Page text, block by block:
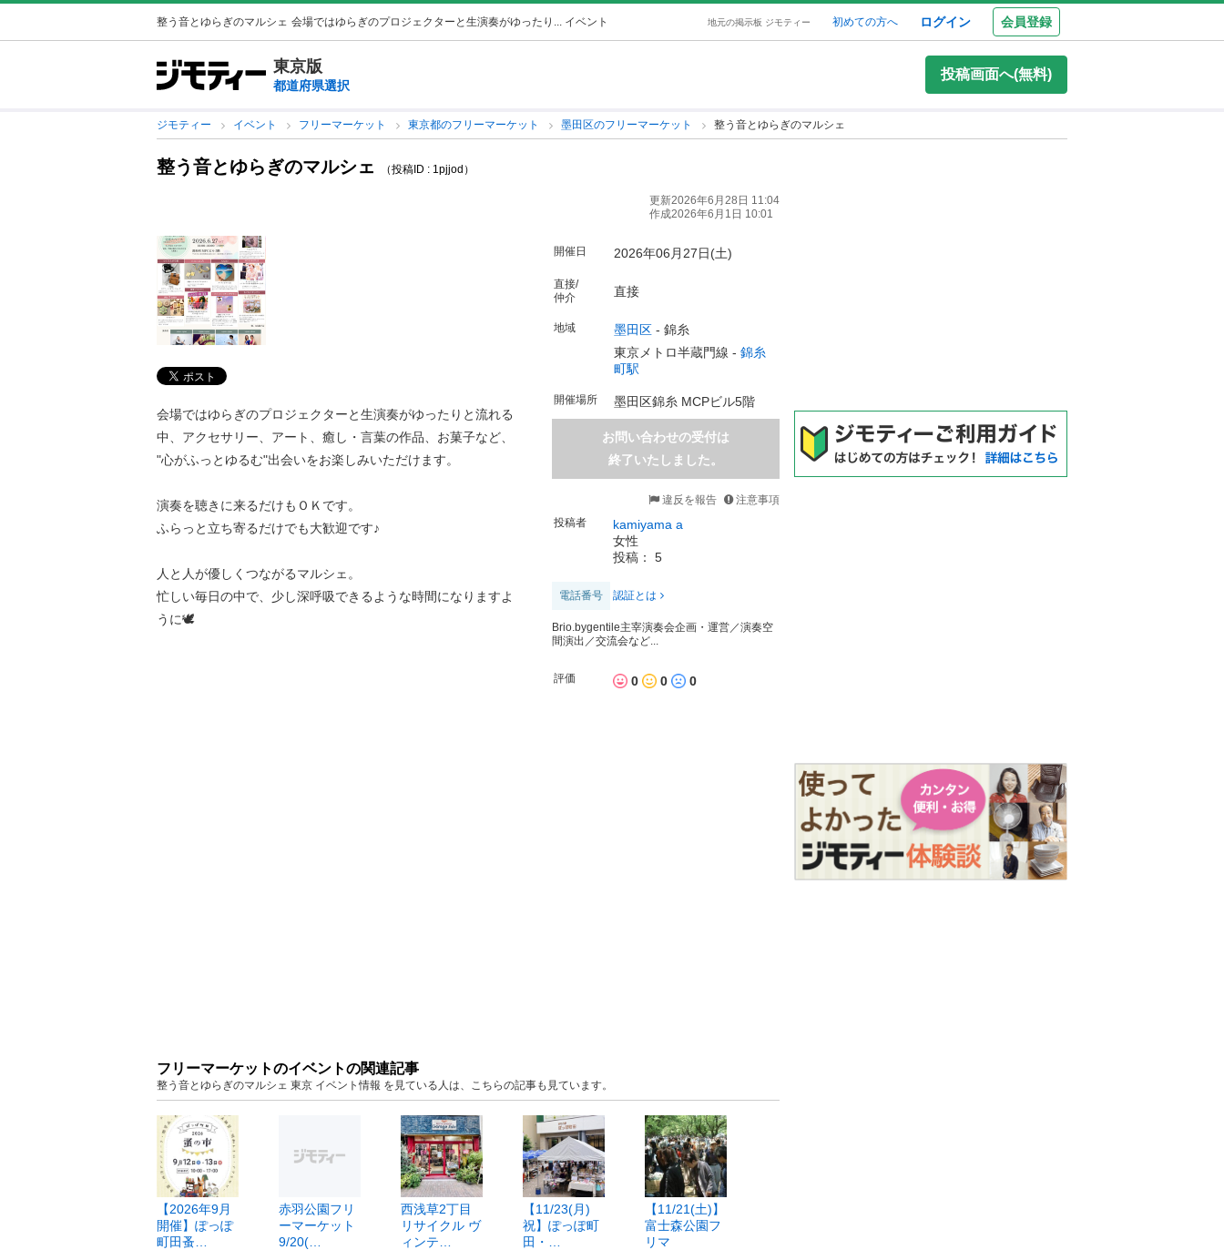
整う音とゆらぎのマルシェ 会場ではゆらぎのプロジェクターと生演奏がゆったり... イベント 地元の掲示板 ジモティー 初めての方へ ログイン 会員登録
東京版
都道府県選択
投稿画面へ(無料)
ジモティー イベント フリーマーケット 東京都のフリーマーケット 墨田区のフリーマーケット 整う音とゆらぎのマルシェ
整う音とゆらぎのマルシェ （投稿ID : 1pjjod）
更新2026年6月28日 11:04
作成2026年6月1日 10:01
会場ではゆらぎのプロジェクターと生演奏がゆったりと流れる
中、アクセサリー、アート、癒し・言葉の作品、お菓子など、
"心がふっとゆるむ"出会いをお楽しみいただけます。
演奏を聴きに来るだけもＯＫです。
ふらっと立ち寄るだけでも大歓迎です♪
人と人が優しくつながるマルシェ。
忙しい毎日の中で、少し深呼吸できるような時間になりますよ
うに🕊️
開催日 2026年06月27日(土)
直接/
仲介
直接
地域 墨田区 - 錦糸
東京メトロ半蔵門線 - 錦糸
町駅
開催場所 墨田区錦糸 MCPビル5階
お問い合わせの受付は
終了いたしました。
違反を報告
注意事項
投稿者
kamiyama a
女性
投稿： 5
電話番号 認証とは
Brio.bygentile主宰演奏会企画・運営／演奏空
間演出／交流会など...
評価 0 0 0
フリーマーケットのイベントの関連記事
整う音とゆらぎのマルシェ 東京 イベント情報 を見ている人は、こちらの記事も見ています。
【2026年9月
開催】ぽっぽ
町田蚤…
赤羽公園フリ
ーマーケット
9/20(…
西浅草2丁目
リサイクル ヴ
ィンテ…
【11/23(月)
祝】ぽっぽ町
田・…
【11/21(土)】
富士森公園フ
リマ